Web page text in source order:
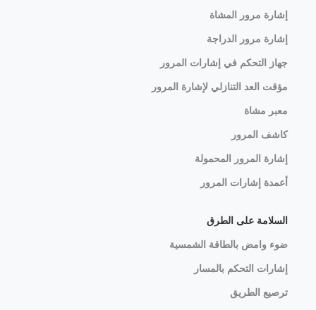
إشارة مرور المشاة
إشارة مرور الدراجة
جهاز التحكم في إشارات المرور
مؤقت العد التنازلي لإشارة المرور
معبر مشاة
كاشف المرور
إشارة المرور المحمولة
أعمدة إشارات المرور
السلامة على الطرق
ضوء وامض بالطاقة الشمسية
إشارات التحكم بالمسار
ترصيع الطريق